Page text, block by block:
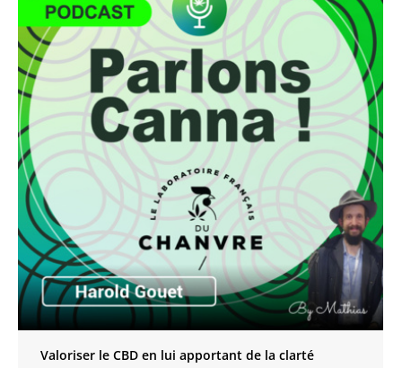
Valoriser le CBD en lui apportant de la clarté